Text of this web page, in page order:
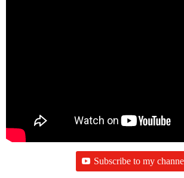
Subscribe to my